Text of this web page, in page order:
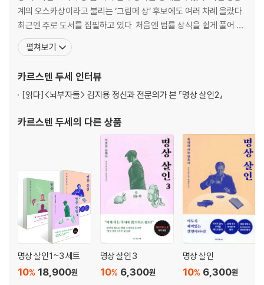
위험
타임캡슐
아는 것
우연
비현실적인 것과 현실적인 것
당혹
에너지
지혜
도덕
실수
계의 오스카상이라고 불리는 ‘그림메 상’ 후보에도 여러 차례 올랐다.
최근엔 주로 도서를 집필하고 있다. 처음엔 법률 상식을 쉽게 풀어 설
명한 『법률가의 얄팍한 지식』, 『권리 찾기』 등을 펴냈고 소설가로서
는 2019년에 데뷔했다. 그의 첫 소설 『명상 살인 Achtsam morde
이 지난 지금까지도 높은
펼쳐보기
카르스텐 두세 인터뷰
[읽다] <뇌부자들> 김지용 정신과 전문의가 본 『명상 살인2』
카르스텐 두세 의 다른 상품
명상 살인 1~3 세트
18,900원
10%
명상 살인 3
6,300원
10%
명상 살인
6,300원
10%